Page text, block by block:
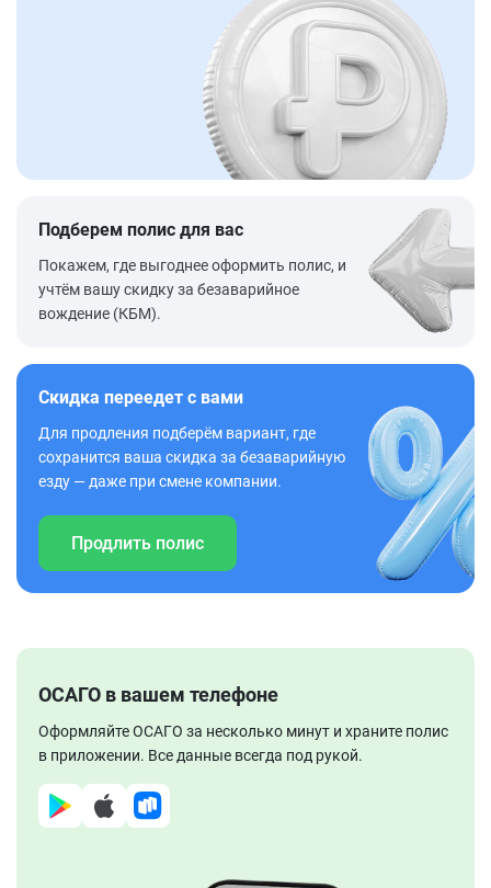
Подберем полис для вас
Покажем, где выгоднее оформить полис, и
учтём вашу скидку за безаварийное
вождение (КБМ).
Скидка переедет с вами
Для продления подберём вариант, где
сохранится ваша скидка за безаварийную
езду — даже при смене компании.
Продлить полис
ОСАГО в вашем телефоне
Оформляйте ОСАГО за несколько минут и храните полис
в приложении. Все данные всегда под рукой.